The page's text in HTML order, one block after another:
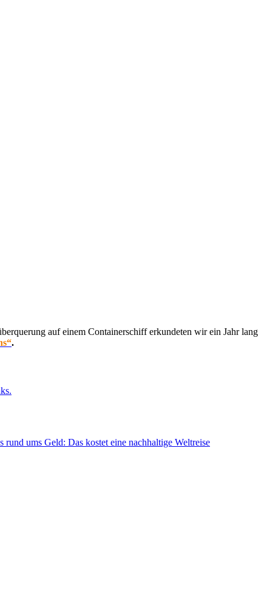
auf einem Containerschiff erkundeten wir ein Jahr lang
.